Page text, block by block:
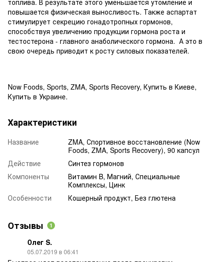
повышается физическая выносливость. Также аспартат
стимулирует секрецию гонадотропных гормонов,
способствуя увеличению продукции гормона роста и
тестостерона - главного анаболического гормона. А это в
свою очередь приводит к росту силовых показателей.
Now Foods, Sports, ZMA, Sports Recovery, Купить в Киеве,
Купить в Украине.
Характеристики
Название
ZMA, Спортивное восстановление (Now
Foods, ZMA, Sports Recovery), 90 капсул
Действие
Синтез гормонов
Компоненты
Витамин B, Магний, Специальные
Комплексы, Цинк
Особенности
Кошерный продукт, Без глютена
Отзывы 1
Олег S.
05.07.2019 в 06:41